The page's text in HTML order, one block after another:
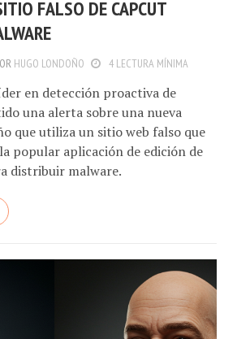
FALSO DE CAPCUT
HUGO LONDOÑO 4 LECTURA MÍNIMA
en detección proactiva de
una alerta sobre una nueva
que utiliza un sitio web falso que
popular aplicación de edición de
distribuir malware.